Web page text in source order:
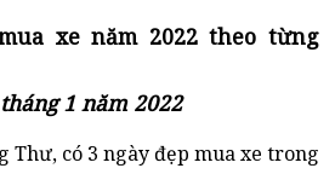
xe năm 2022 theo từng
1 năm 2022
Thư, có 3 ngày đẹp mua xe trong